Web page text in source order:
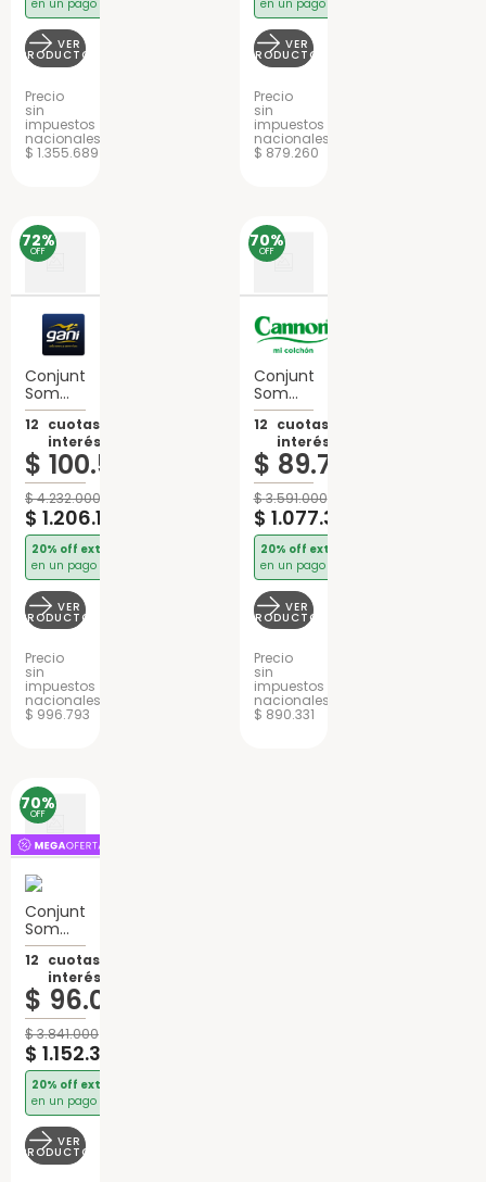
en un pago
VER
PRODUCTO
Precio
sin
impuestos
nacionales
$ 1.355.689
en un pago
VER
PRODUCTO
Precio
sin
impuestos
nacionales
$ 879.260
72%
OFF
Conjunto
Sommier
2 Plazas
Gani
Gold
Spring
3.0
Pillow
Resortes
12 cuotas sin
interés de:
$ 100.510
$4.232.000
$ 1.206.120
20% off extra
en un pago
VER
PRODUCTO
Precio
sin
impuestos
nacionales
$ 996.793
70%
OFF
Conjunto
Sommier
2 Plazas
Cannon
Doral
Resortes
12 cuotas sin
interés de:
$ 89.775
$3.591.000
$ 1.077.300
20% off extra
en un pago
VER
PRODUCTO
Precio
sin
impuestos
nacionales
$ 890.331
70%
OFF
Conjunto
Sommier
2 Plazas
Serta
Florida
Resortes
12 cuotas sin
interés de:
$ 96.025
$3.841.000
$ 1.152.300
20% off extra
en un pago
VER
PRODUCTO